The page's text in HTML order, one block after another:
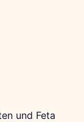
und Feta